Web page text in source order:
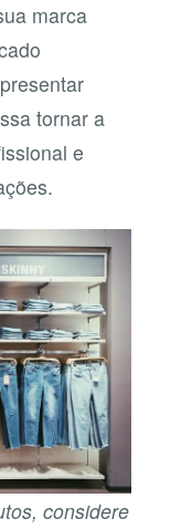
marca
tornar a
e
considere